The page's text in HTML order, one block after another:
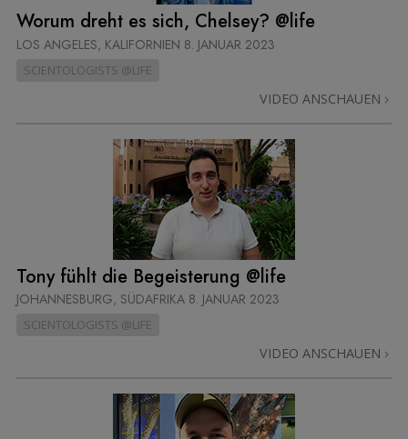
Worum dreht es sich, Chelsey? @life
LOS ANGELES, KALIFORNIEN 8. JANUAR 2023
SCIENTOLOGISTS @LIFE
VIDEO ANSCHAUEN
Tony fühlt die Begeisterung @life
JOHANNESBURG, SÜDAFRIKA 8. JANUAR 2023
SCIENTOLOGISTS @LIFE
VIDEO ANSCHAUEN